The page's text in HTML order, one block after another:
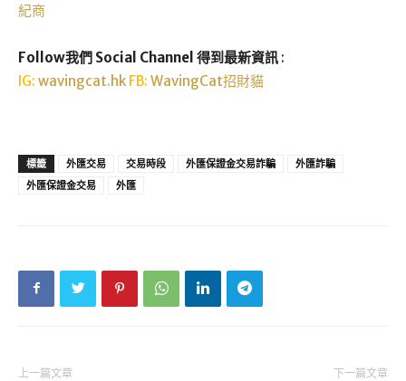
紀商
Follow我們 Social Channel 得到最新資訊 :
IG: wavingcat.hk FB: WavingCat招財貓
標籤 外匯交易 交易時段 外匯保證金交易詐騙
外匯詐騙
外匯保證金交易
外匯
上一篇文章 下一篇文章